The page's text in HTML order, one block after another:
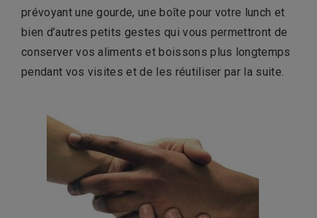
prévoyant une gourde, une boîte pour votre lunch et
bien d’autres petits gestes qui vous permettront de
conserver vos aliments et boissons plus longtemps
pendant vos visites et de les réutiliser par la suite.